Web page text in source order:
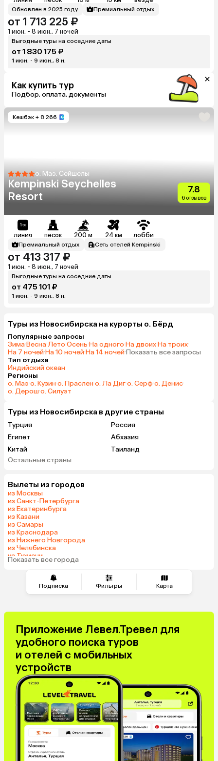
Подписка Фильтры Карта
Обновлен в 2025 году Премиальный отдых
от 1 713 225 ₽
1 июн. - 8 июн., 7 ночей
Выгодные туры на соседние даты
от 1 830 175 ₽
1 июн. - 9 июн., 8 н.
Как купить тур
Подбор, оплата, документы
Кешбэк + 8 266
о. Маэ, Сейшелы
Kempinski Seychelles
Resort
7.8
6 отзывов
линия песок 200 м 24 км лобби
Премиальный отдых Сеть отелей Kempinski
от 413 317 ₽
1 июн. - 8 июн., 7 ночей
Выгодные туры на соседние даты
от 475 101 ₽
1 июн. - 9 июн., 8 н.
Туры из Новосибирска на курорты о. Бёрд
Популярные запросы
Зима·Весна·Лето·Осень·На одного·На двоих·На троих·
На 7 ночей·На 10 ночей·На 14 ночей·Показать все запросы
Тип отдыха
Индийский океан
Регионы
о. Маэ·о. Кузин·о. Праслен·о. Ла Диг·о. Серф·о. Денис·
о. Дерош·о. Силуэт
Туры из Новосибирска в другие страны
Турция
Россия
Египет
Абхазия
Китай
Таиланд
Вьетнам
Армения
Казахстан
Узбекистан
Сербия
Киргизия
Саудовская Аравия
Венгрия
Остальные страны
Вылеты из городов
из Москвы
из Санкт-Петербурга
из Екатеринбурга
из Казани
из Самары
из Краснодара
из Нижнего Новгорода
из Челябинска
из Тюмени
из Минеральных Вод
Показать все города
Приложение Левел.Тревел для
удобного поиска туров
и отелей с мобильных
устройств